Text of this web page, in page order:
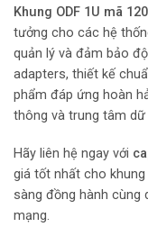
Khung ODF 1U mã
tưởng cho các hệ
quản lý và đảm bảo
adapters, thiết kế
phẩm đáp ứng hoàn
thông và trung tâm dữ
Hãy liên hệ ngay với
giá tốt nhất cho
sàng đồng hành cùng
mạng.